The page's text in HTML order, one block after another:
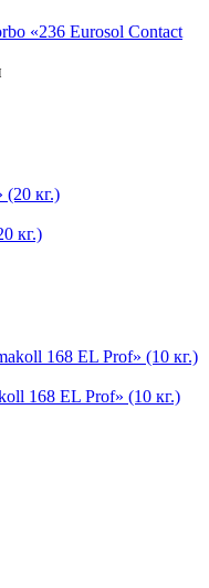
«236 Eurosol Contact
кг.)
168 EL Prof» (10 кг.)